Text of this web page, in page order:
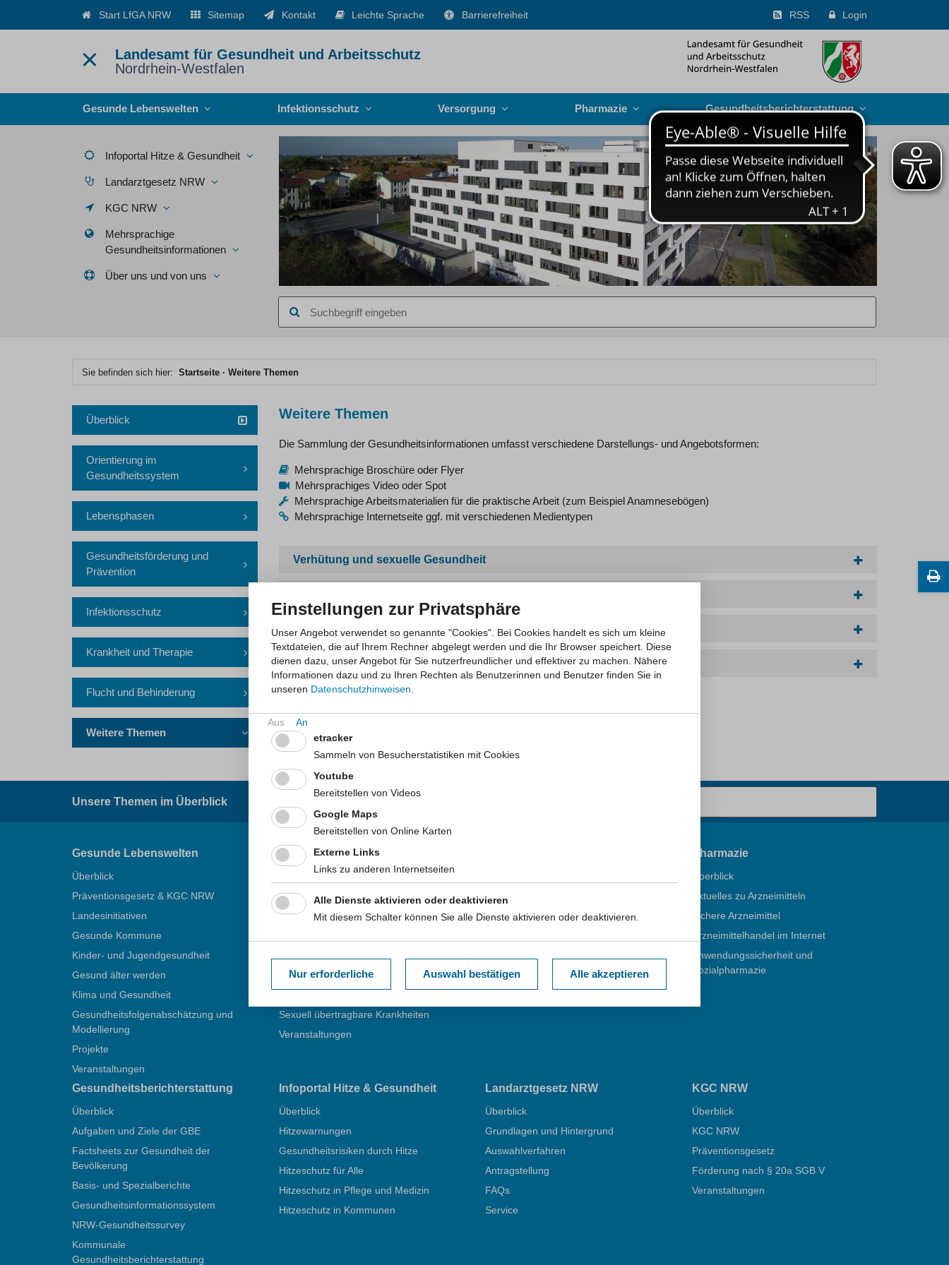
Start LfGA NRW Sitemap Kontakt Leichte Sprache Barrierefreiheit RSS Login
Menü
Landesamt für Gesundheit und Arbeitsschutz
Nordrhein-Westfalen
Gesunde Lebenswelten Infektionsschutz Versorgung Pharmazie Gesundheits­berichterstattung
Infoportal Hitze & Gesundheit
Landarztgesetz NRW
KGC NRW
Mehrsprachige
Gesundheitsinformationen
Über uns und von uns
eingeben
Sie befinden sich hier: Startseite Weitere Themen
Überblick
Orientierung im
Gesundheitssystem
Lebensphasen
Gesundheitsförderung und
Prävention
Infektionsschutz
Krankheit und Therapie
Flucht und Behinderung
Weitere Themen
Weitere Themen
Die Sammlung der Gesundheitsinformationen umfasst verschiedene Darstellungs- und Angebotsformen:
Mehrsprachige Broschüre oder Flyer
Mehrsprachiges Video oder Spot
Mehrsprachige Arbeitsmaterialien für die praktische Arbeit (zum Beispiel Anamnesebögen)
Mehrsprachige Internetseite ggf. mit verschiedenen Medientypen
Verhütung und sexuelle Gesundheit
Organspende
Hitze
Kurzlink dieser Seite:
Unsere Themen im Überblick
Suchbegriff
Gesunde Lebenswelten
Überblick
Präventionsgesetz & KGC NRW
Landesinitiativen
Gesunde Kommune
Kinder- und Jugendgesundheit
Gesund älter werden
Klima und Gesundheit
Gesundheitsfolgenabschätzung und
Modellierung
Projekte
Veranstaltungen
Infektionsschutz
Überblick
Meldewesen
Surveillance
Kompetenzzentrum Infektionsschutz
Sexuell übertragbare Krankheiten
Veranstaltungen
Versorgungsstrukturentwicklung
Landarztgesetz NRW
Pharmazie
Überblick
Aktuelles zu Arzneimitteln
Sichere Arzneimittel
Arzneimittelhandel im Internet
Anwendungssicherheit und
Sozialpharmazie
Gesundheitsberichterstattung
Überblick
Aufgaben und Ziele der GBE
Factsheets zur Gesundheit der
Bevölkerung
Basis- und Spezialberichte
Gesundheitsinformationssystem
NRW-Gesundheitssurvey
Kommunale
Gesundheitsberichterstattung
Infoportal Hitze & Gesundheit
Überblick
Hitzewarnungen
Gesundheitsrisiken durch Hitze
Hitzeschutz für Alle
Hitzeschutz in Pflege und Medizin
Hitzeschutz in Kommunen
Landarztgesetz NRW
Überblick
Grundlagen und Hintergrund
Auswahlverfahren
Antragstellung
FAQs
Service
KGC NRW
Überblick
KGC NRW
Präventionsgesetz
Förderung nach § 20a SGB V
Veranstaltungen
Einstellungen zur Privatsphäre
Unser Angebot verwendet so genannte "Cookies". Bei Cookies handelt es sich um kleine
Textdateien, die auf Ihrem Rechner abgelegt werden und die Ihr Browser speichert. Diese
dienen dazu, unser Angebot für Sie nutzerfreundlicher und effektiver zu machen. Nähere
Informationen dazu und zu Ihren Rechten als Benutzerinnen und Benutzer finden Sie in
unseren Datenschutzhinweisen.
etracker
Sammeln von Besucherstatistiken mit Cookies
Youtube
Bereitstellen von Videos
Google Maps
Bereitstellen von Online Karten
Externe Links
Links zu anderen Internetseiten
Alle Dienste aktivieren oder deaktivieren
Mit diesem Schalter können Sie alle Dienste aktivieren oder deaktivieren.
Nur erforderliche Auswahl bestätigen Alle akzeptieren